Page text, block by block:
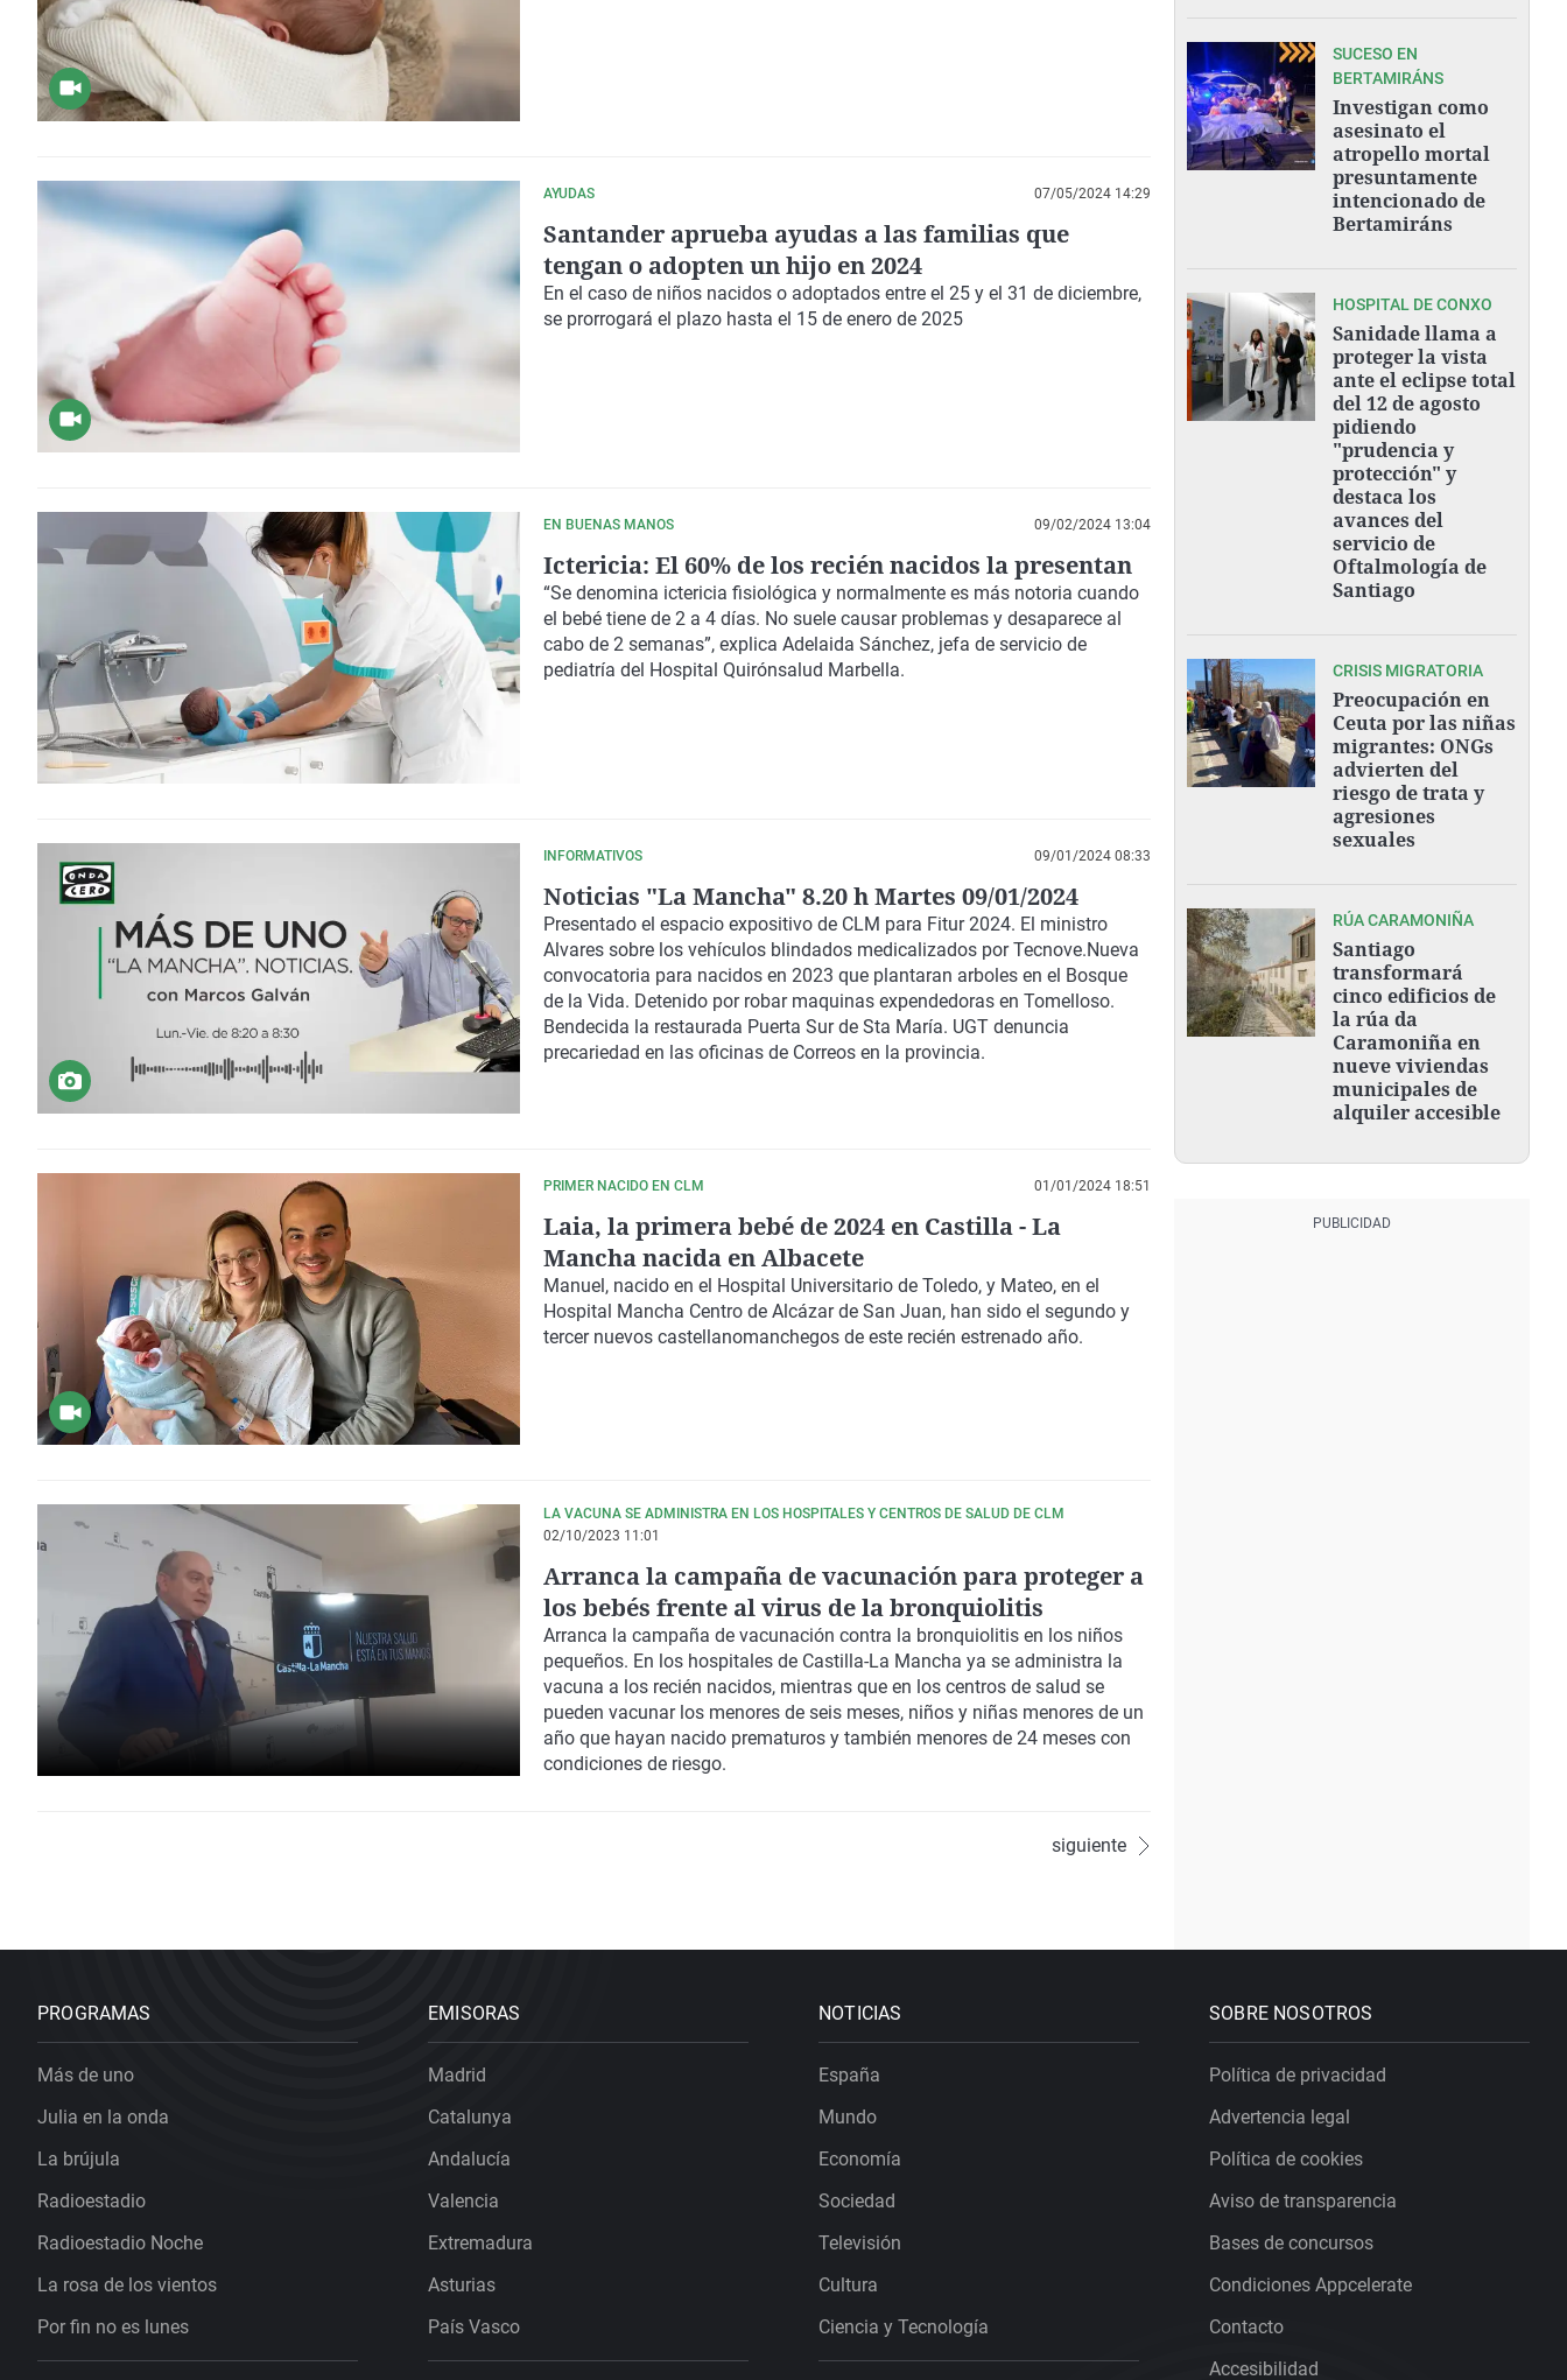
AYUDAS 07/05/2024 14:29
Santander aprueba ayudas a las familias que
tengan o adopten un hijo en 2024
En el caso de niños nacidos o adoptados entre el 25 y el 31 de diciembre,
se prorrogará el plazo hasta el 15 de enero de 2025
EN BUENAS MANOS 09/02/2024 13:04
Ictericia: El 60% de los recién nacidos la presentan
“Se denomina ictericia fisiológica y normalmente es más notoria cuando
el bebé tiene de 2 a 4 días. No suele causar problemas y desaparece al
cabo de 2 semanas”, explica Adelaida Sánchez, jefa de servicio de
pediatría del Hospital Quirónsalud Marbella.
INFORMATIVOS 09/01/2024 08:33
Noticias "La Mancha" 8.20 h Martes 09/01/2024
Presentado el espacio expositivo de CLM para Fitur 2024. El ministro
Alvares sobre los vehículos blindados medicalizados por Tecnove.Nueva
convocatoria para nacidos en 2023 que plantaran arboles en el Bosque
de la Vida. Detenido por robar maquinas expendedoras en Tomelloso.
Bendecida la restaurada Puerta Sur de Sta María. UGT denuncia
precariedad en las oficinas de Correos en la provincia.
PRIMER NACIDO EN CLM 01/01/2024 18:51
Laia, la primera bebé de 2024 en Castilla - La
Mancha nacida en Albacete
Manuel, nacido en el Hospital Universitario de Toledo, y Mateo, en el
Hospital Mancha Centro de Alcázar de San Juan, han sido el segundo y
tercer nuevos castellanomanchegos de este recién estrenado año.
LA VACUNA SE ADMINISTRA EN LOS HOSPITALES Y CENTROS DE SALUD DE CLM
02/10/2023 11:01
Arranca la campaña de vacunación para proteger a
los bebés frente al virus de la bronquiolitis
Arranca la campaña de vacunación contra la bronquiolitis en los niños
pequeños. En los hospitales de Castilla-La Mancha ya se administra la
vacuna a los recién nacidos, mientras que en los centros de salud se
pueden vacunar los menores de seis meses, niños y niñas menores de un
año que hayan nacido prematuros y también menores de 24 meses con
condiciones de riesgo.
siguiente
SUCESO EN
BERTAMIRÁNS
Investigan como
asesinato el
atropello mortal
presuntamente
intencionado de
Bertamiráns
HOSPITAL DE CONXO
Sanidade llama a
proteger la vista
ante el eclipse total
del 12 de agosto
pidiendo
"prudencia y
protección" y
destaca los
avances del
servicio de
Oftalmología de
Santiago
CRISIS MIGRATORIA
Preocupación en
Ceuta por las niñas
migrantes: ONGs
advierten del
riesgo de trata y
agresiones
sexuales
RÚA CARAMONIÑA
Santiago
transformará
cinco edificios de
la rúa da
Caramoniña en
nueve viviendas
municipales de
alquiler accesible
PROGRAMAS
Más de uno
Julia en la onda
La brújula
Radioestadio
Radioestadio Noche
La rosa de los vientos
Por fin no es lunes
EMISORAS
Madrid
Catalunya
Andalucía
Valencia
Extremadura
Asturias
País Vasco
NOTICIAS
España
Mundo
Economía
Sociedad
Televisión
Cultura
Ciencia y Tecnología
SOBRE NOSOTROS
Política de privacidad
Advertencia legal
Política de cookies
Aviso de transparencia
Bases de concursos
Condiciones Appcelerate
Contacto
Accesibilidad